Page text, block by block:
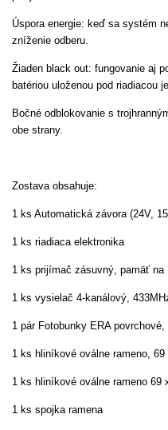
Úspora energie: keď sa systém
zníženie odberu.
Žiaden black out: fungovanie aj
batériou uloženou pod riadiacou
Bočné odblokovanie s
obe strany.
Zostava obsahuje:
1 ks Automatická závora (24V,
1 ks riadiaca elektronika
1 ks prijímač zásuvný, pamäť na
1 ks vysielač 4-kanálový,
1 pár Fotobunky ERA povrchové,
1 ks hliníkové oválne rameno,
1 ks hliníkové oválne rameno 69
1 ks spojka ramena